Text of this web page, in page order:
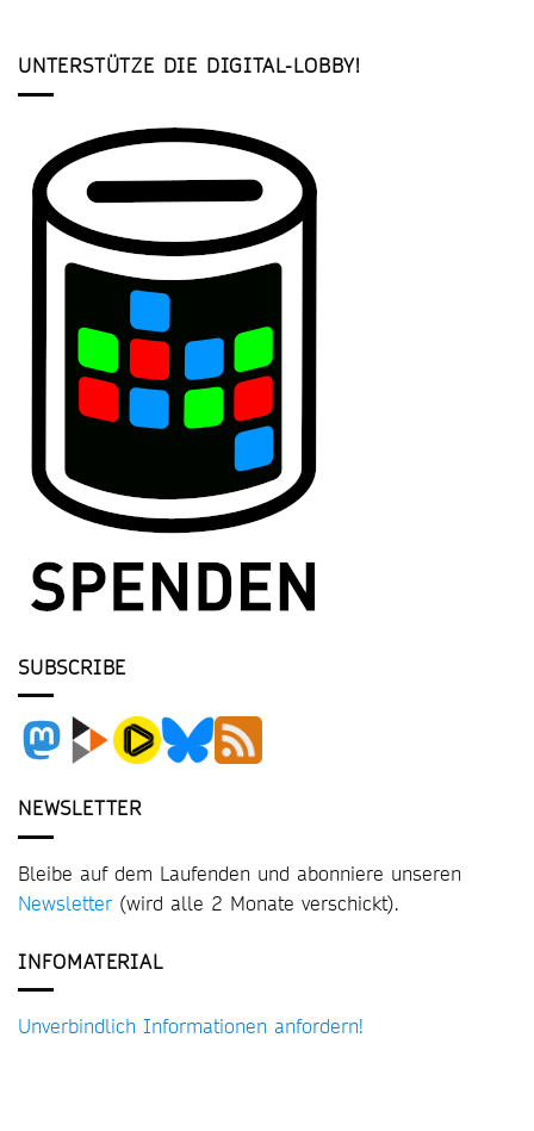
UNTERSTÜTZE DIE DIGITAL-LOBBY!
SUBSCRIBE
NEWSLETTER
Bleibe auf dem Laufenden und abonniere unseren
Newsletter (wird alle 2 Monate verschickt).
INFOMATERIAL
Unverbindlich Informationen anfordern!